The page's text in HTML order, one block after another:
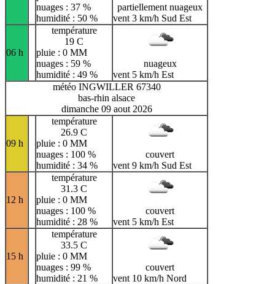
nuages : 37 %
humidité : 50 %
partiellement nuageux
vent 3 km/h Sud Est
06 h
température
19 C
pluie : 0 MM
nuages : 59 %
humidité : 49 %
nuageux
vent 5 km/h Est
météo INGWILLER 67340
bas-rhin alsace
dimanche 09 aout 2026
09 h
température
26.9 C
pluie : 0 MM
nuages : 100 %
humidité : 34 %
couvert
vent 9 km/h Sud Est
12 h
température
31.3 C
pluie : 0 MM
nuages : 100 %
humidité : 28 %
couvert
vent 5 km/h Est
15 h
température
33.5 C
pluie : 0 MM
nuages : 99 %
humidité : 21 %
couvert
vent 10 km/h Nord